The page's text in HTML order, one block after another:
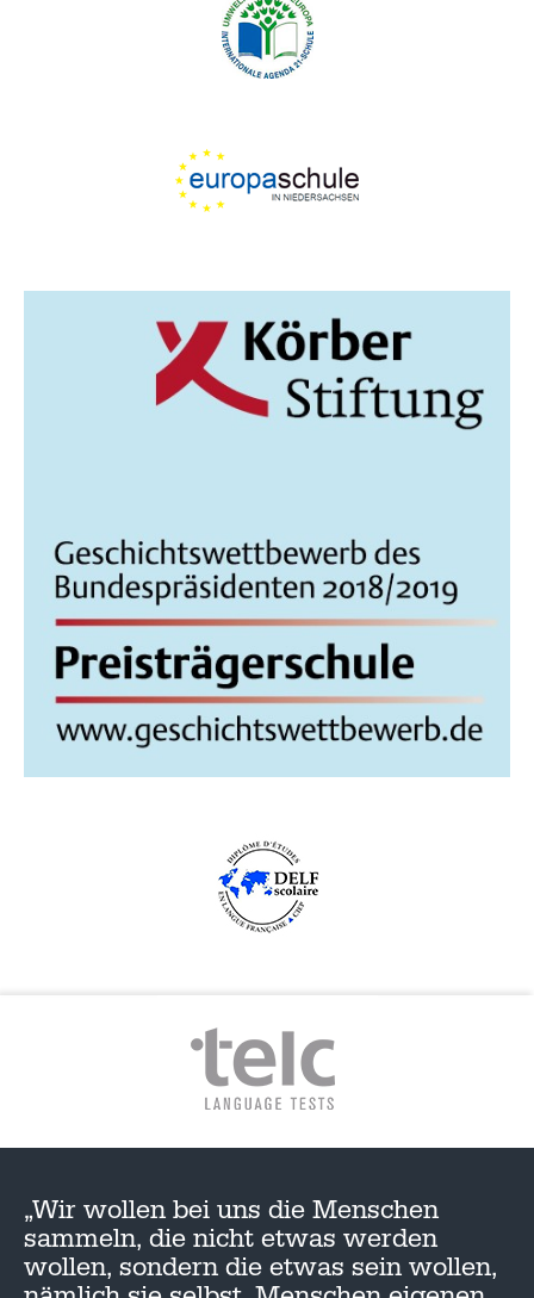
„Wir wollen bei uns die Menschen
sammeln, die nicht etwas werden
wollen, sondern die etwas sein wollen,